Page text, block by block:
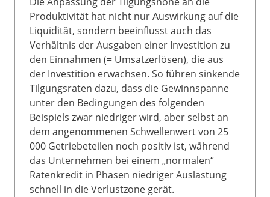
Produktivität hat nicht nur Auswirkung auf die
Liquidität, sondern beeinflusst auch das
Verhältnis der Ausgaben einer Investition zu
den Einnahmen (= Umsatzerlösen), die aus
der Investition erwachsen. So führen sinkende
Tilgungsraten dazu, dass die Gewinnspanne
unter den Bedingungen des folgenden
Beispiels zwar niedriger wird, aber selbst an
dem angenommenen Schwellenwert von 25
000 Getriebeteilen noch positiv ist, während
das Unternehmen bei einem „normalen“
Ratenkredit in Phasen niedriger Auslastung
schnell in die Verlustzone gerät.